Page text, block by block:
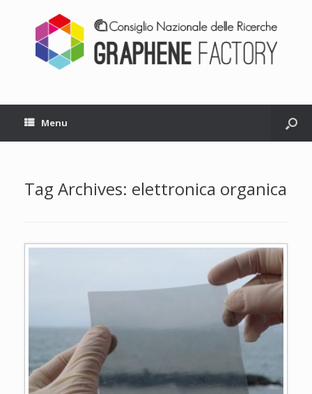
Menu
Tag Archives: elettronica organica